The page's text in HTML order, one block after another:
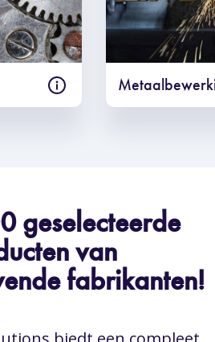
geselecteerde
van
fabrikanten!